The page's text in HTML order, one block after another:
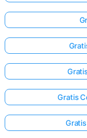
Gratis